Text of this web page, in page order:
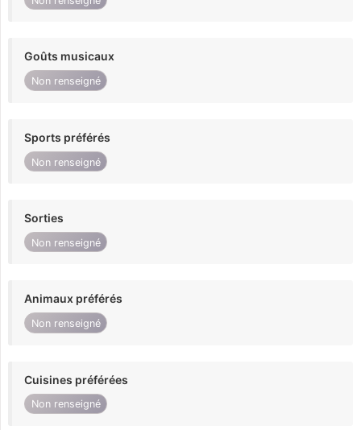
Goûts musicaux
Non renseigné
Sports préférés
Non renseigné
Sorties
Non renseigné
Animaux préférés
Non renseigné
Cuisines préférées
Non renseigné